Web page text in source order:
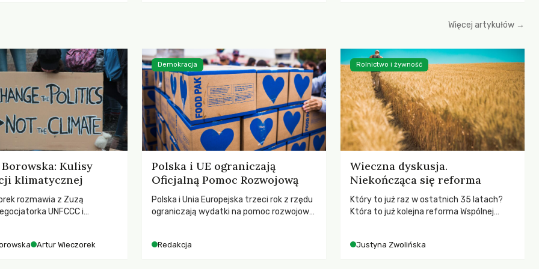
Polsce.
Więcej artykułów →
Kulisy
klimatycznej
rozmawia z Zuzą
UNFCCC i
Artur Wieczorek
Polska i UE ograniczają
Oficjalną Pomoc Rozwojową
Polska i Unia Europejska trzeci rok z rzędu
ograniczają wydatki na pomoc rozwojową
dla krajów najbardziej potrzebujących, a
Redakcja
Demokracja
Wieczna dyskusja.
Niekończąca się reforma
Który to już raz w ostatnich 35 latach?
Która to już kolejna reforma Wspólnej
społeczne?
Justyna Zwolińska
Rolnictwo i żywność